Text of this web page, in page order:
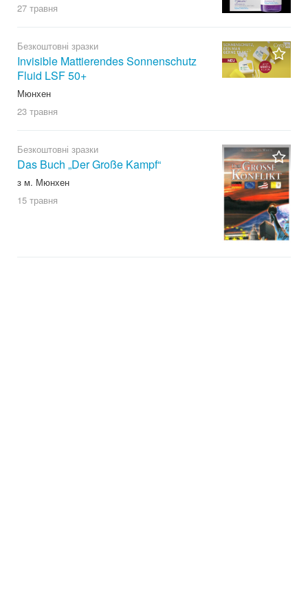
27 травня
Безкоштовні зразки
Invisible Mattierendes Sonnenschutz
Fluid LSF 50+
Мюнхен
23 травня
Безкоштовні зразки
Das Buch „Der Große Kampf“
з м. Мюнхен
15 травня